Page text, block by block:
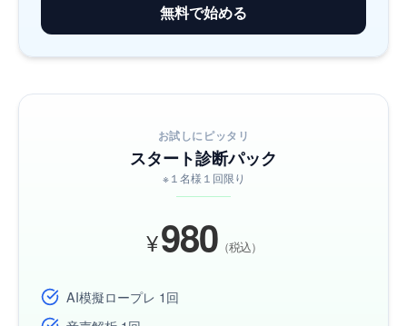
無料で始める
お試しにピッタリ
スタート診断パック
※１名様１回限り
¥980（税込）
AI模擬ロープレ 1回